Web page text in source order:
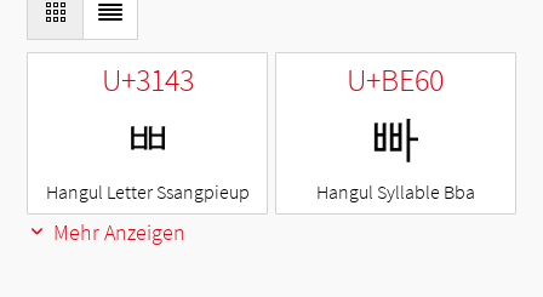
U+3143
ㅃ
Hangul Letter Ssangpieup
U+BE60
빠
Hangul Syllable Bba
Mehr Anzeigen